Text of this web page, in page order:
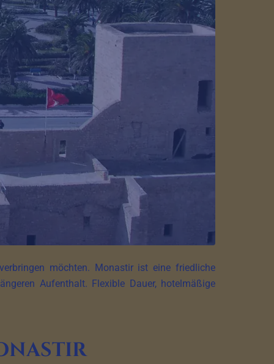
möchten. Monastir ist eine friedliche
Aufenthalt. Flexible Dauer, hotelmäßige